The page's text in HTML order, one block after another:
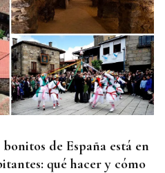
de España está en
qué hacer y cómo